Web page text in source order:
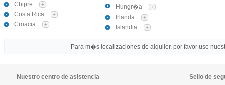
Chipre +
Costa Rica +
Croacia +
Hungr�a +
Irlanda +
Islandia +
Para m�s localizaciones de alquiler, por favor use
Nuestro centro de asistencia
Sello de